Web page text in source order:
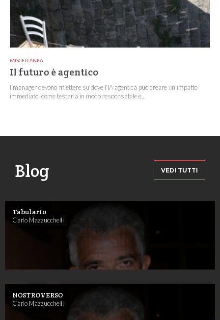
MISCELLANEA
Il futuro è agentico
I manager devono riflettere su dove l'IA agentica può creare un impatto
immediato, come testarla in modo responsabile e...
Blog VEDI TUTTI
Tabulario
Carlo Mazzucchelli
NOSTROVERSO
Carlo Mazzucchelli